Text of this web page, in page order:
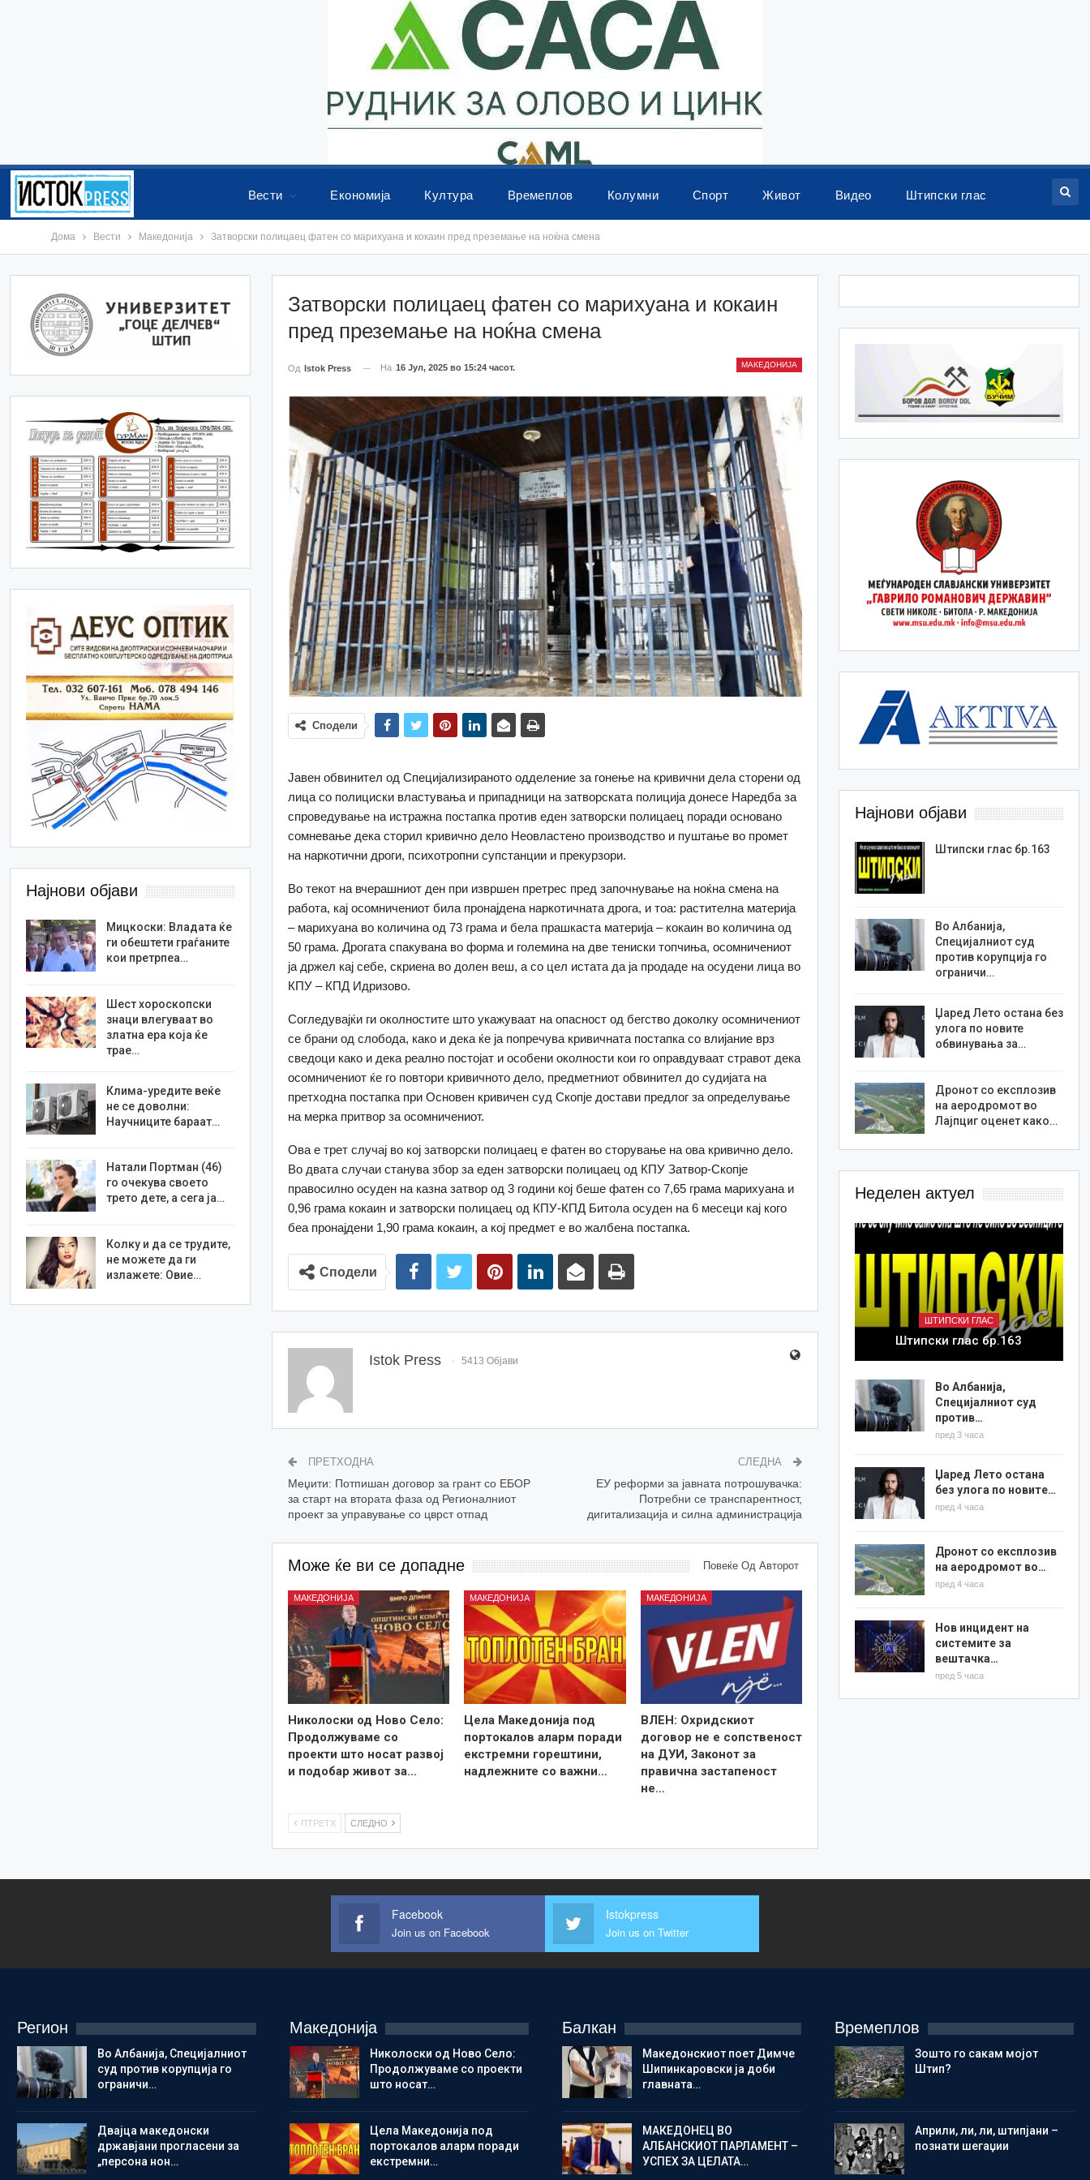
Вести Економија Култура Времеплов Колумни Спорт Живот Видео Штипски глас
Дома Вести Македонија Затворски полицаец фатен со марихуана и кокаин пред преземање на ноќна смена
Затворски полицаец фатен со марихуана и кокаин
пред преземање на ноќна смена
МАКЕДОНИЈА
Од Istok Press На 16 Јул, 2025 во 15:24 часот.
Сподели
Јавен обвинител од Специјализираното одделение за гонење на кривични дела сторени од
лица со полициски властувања и припадници на затворската полиција донесе Наредба за
спроведување на истражна постапка против еден затворски полицаец поради основано
сомневање дека сторил кривично дело Неовластено производство и пуштање во промет
на наркотични дроги, психотропни супстанции и прекурзори.
Во текот на вчерашниот ден при извршен претрес пред започнување на ноќна смена на
работа, кај осомничениот била пронајдена наркотичната дрога, и тоа: растителна материја
– марихуана во количина од 73 грама и бела прашкаста материја – кокаин во количина од
50 грама. Дрогата спакувана во форма и големина на две тениски топчиња, осомничениот
ја држел кај себе, скриена во долен веш, а со цел истата да ја продаде на осудени лица во
КПУ – КПД Идризово.
Согледувајќи ги околностите што укажуваат на опасност од бегство доколку осомничениот
се брани од слобода, како и дека ќе ја попречува кривичната постапка со влијание врз
сведоци како и дека реално постојат и особени околности кои го оправдуваат стравот дека
осомничениот ќе го повтори кривичното дело, предметниот обвинител до судијата на
претходна постапка при Основен кривичен суд Скопје достави предлог за определување
на мерка притвор за осомничениот.
Ова е трет случај во кој затворски полицаец е фатен во сторување на ова кривично дело.
Во двата случаи станува збор за еден затворски полицаец од КПУ Затвор-Скопје
правосилно осуден на казна затвор од 3 години кој беше фатен со 7,65 грама марихуана и
0,96 грама кокаин и затворски полицаец од КПУ-КПД Битола осуден на 6 месеци кај кого
беа пронајдени 1,90 грама кокаин, а кој предмет е во жалбена постапка.
Сподели
Istok Press 5413 Објави
ПРЕТХОДНА
Меџити: Потпишан договор за грант со ЕБОР
за старт на втората фаза од Регионалниот
проект за управување со цврст отпад
СЛЕДНА
ЕУ реформи за јавната потрошувачка:
Потребни се транспарентност,
дигитализација и силна администрација
Може ќе ви се допадне Повеќе Од Авторот
МАКЕДОНИЈА
Николоски од Ново Село:
Продолжуваме со
проекти што носат развој
и подобар живот за…
МАКЕДОНИЈА
Цела Македонија под
портокалов аларм поради
екстремни горештини,
надлежните со важни…
МАКЕДОНИЈА
ВЛЕН: Охридскиот
договор не е сопственост
на ДУИ, Законот за
правична застапеност
не…
ПТРЕТХ СЛЕДНО
Најнови објави
Штипски глас бр.163
Во Албанија,
Специјалниот суд
против корупција го
ограничи…
Џаред Лето остана без
улога по новите
обвинувања за…
Дронот со експлозив
на аеродромот во
Лајпциг оценет како…
Неделен актуел
ШТИПСКИ ГЛАС
Штипски глас бр.163
Во Албанија,
Специјалниот суд
против…
пред 3 часа
Џаред Лето остана
без улога по новите…
пред 4 часа
Дронот со експлозив
на аеродромот во…
пред 4 часа
Нов инцидент на
системите за
вештачка…
пред 5 часа
Најнови објави
Мицкоски: Владата ќе
ги обештети граѓаните
кои претрпеа…
Шест хороскопски
знаци влегуваат во
златна ера која ќе
трае…
Клима-уредите веќе
не се доволни:
Научниците бараат…
Натали Портман (46)
го очекува своето
трето дете, а сега ја…
Колку и да се трудите,
не можете да ги
излажете: Овие…
Facebook
Join us on Facebook
Istokpress
Join us on Twitter
Регион
Во Албанија, Специјалниот
суд против корупција го
ограничи…
Двајца македонски
државјани прогласени за
„персона нон…
Македонија
Николоски од Ново Село:
Продолжуваме со проекти
што носат…
Цела Македонија под
портокалов аларм поради
екстремни…
Балкан
Македонскиот поет Димче
Шипинкаровски ја доби
главната…
МАКЕДОНЕЦ ВО
АЛБАНСКИОТ ПАРЛАМЕНТ –
УСПЕХ ЗА ЦЕЛАТА…
Времеплов
Зошто го сакам мојот
Штип?
Aприли, ли, ли, штипјани –
познати шегаџии